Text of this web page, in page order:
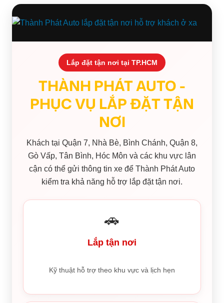
Lắp đặt tận nơi tại TP.HCM
THÀNH PHÁT AUTO -
PHỤC VỤ LẮP ĐẶT TẬN
NƠI
Khách tại Quận 7, Nhà Bè, Bình Chánh, Quận 8,
Gò Vấp, Tân Bình, Hóc Môn và các khu vực lân
cận có thể gửi thông tin xe để Thành Phát Auto
kiểm tra khả năng hỗ trợ lắp đặt tận nơi.
🚗
Lắp tận nơi
Kỹ thuật hỗ trợ theo khu vực và lịch hẹn